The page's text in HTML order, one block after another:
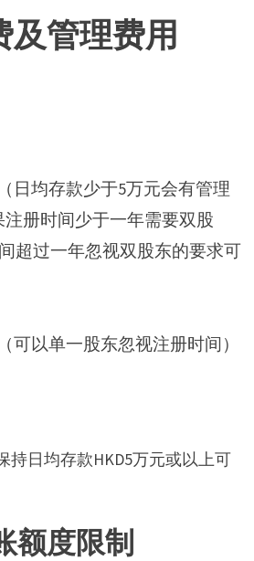
及管理费用
日均存款少于5万元会有管理
注册时间少于一年需要双股
超过一年忽视双股东的要求可
可以单一股东忽视注册时间）
持日均存款HKD5万元或以上可
额度限制